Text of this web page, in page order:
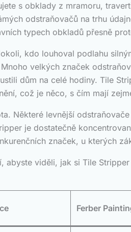
s obklady z mramoru,
odstraňovačů na trhu
typech obkladů přesně
kdo louhoval podlahu
velkých značek
dům na celé hodiny. Tile
což je něco, s čím mají
Některé levnější
je dostatečně
značek, u kterých
abyste viděli, jak si Tile
Ferber